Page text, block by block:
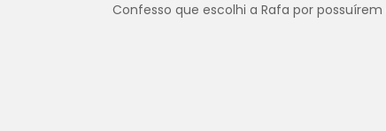
Confesso que escolhi a Rafa por